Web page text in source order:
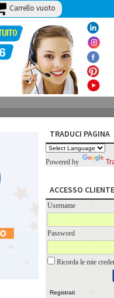
Carrello vuoto
TRADUCI PAGINA
Powered by
ACCESSO CLIENTE
Username
Password
Ricorda le mie
Registrati